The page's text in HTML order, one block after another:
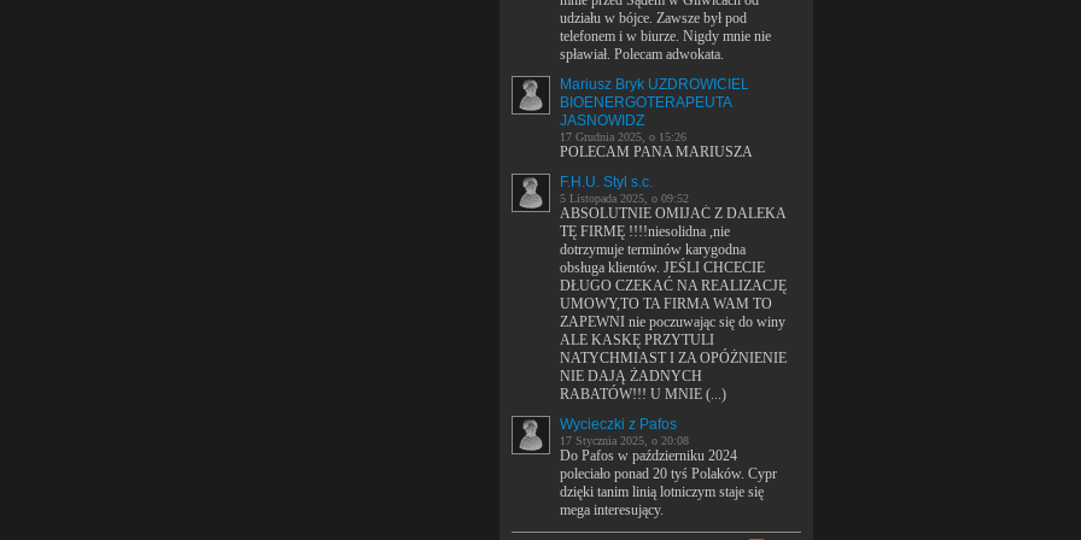
udziału w bójce. Zawsze był pod
telefonem i w biurze. Nigdy mnie nie
spławiał. Polecam adwokata.
Mariusz Bryk UZDROWICIEL
BIOENERGOTERAPEUTA
JASNOWIDZ
17 Grudnia 2025, o 15:26
POLECAM PANA MARIUSZA
F.H.U. Styl s.c.
5 Listopada 2025, o 09:52
ABSOLUTNIE OMIJAĆ Z DALEKA
TĘ FIRMĘ !!!!niesolidna ,nie
dotrzymuje terminów karygodna
obsługa klientów. JEŚLI CHCECIE
DŁUGO CZEKAĆ NA REALIZACJĘ
UMOWY,TO TA FIRMA WAM TO
ZAPEWNI nie poczuwając się do winy
ALE KASKĘ PRZYTULI
NATYCHMIAST I ZA OPÓŻNIENIE
NIE DAJĄ ŻADNYCH
RABATÓW!!! U MNIE (...)
Wycieczki z Pafos
17 Stycznia 2025, o 20:08
Do Pafos w październiku 2024
poleciało ponad 20 tyś Polaków. Cypr
dzięki tanim linią lotniczym staje się
mega interesujący.